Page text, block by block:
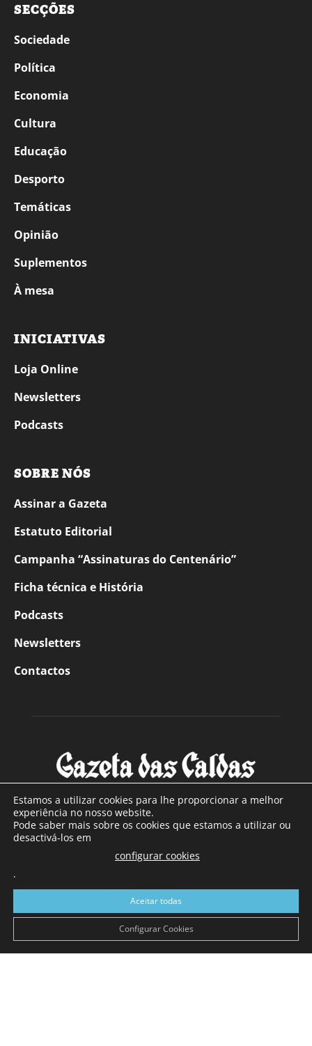
SECÇÕES
Sociedade
Política
Economia
Cultura
Educação
Desporto
Temáticas
Opinião
Suplementos
À mesa
INICIATIVAS
Loja Online
Newsletters
Podcasts
SOBRE NÓS
Assinar a Gazeta
Estatuto Editorial
Campanha “Assinaturas do Centenário”
Ficha técnica e História
Podcasts
Newsletters
Contactos
SOBRE NÓS
Com sede nas Caldas da Rainha e mais de 90 anos de
a sul de distrito de Leiria, com mais de 40.000 leitores por
toda a região Oeste. Jornal com distribuição em Portugal
Continental e assinatura online.
Estamos a utilizar cookies para lhe proporcionar a melhor
experiência no nosso website.
Pode saber mais sobre os cookies que estamos a utilizar ou
desactivá-los em
configurar cookies
.
Aceitar todas
Configurar Cookies